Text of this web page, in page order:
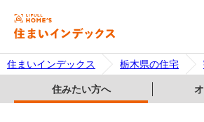
住まいインデックス 栃木県の住宅
住みたい方へ